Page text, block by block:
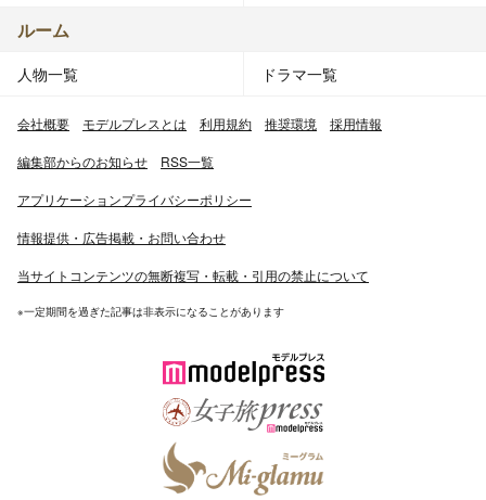
ルーム
人物一覧 ドラマ一覧
会社概要 モデルプレスとは 利用規約 推奨環境 採用情報
編集部からのお知らせ RSS一覧
アプリケーションプライバシーポリシー
情報提供・広告掲載・お問い合わせ
当サイトコンテンツの無断複写・転載・引用の禁止について
※一定期間を過ぎた記事は非表示になることがあります